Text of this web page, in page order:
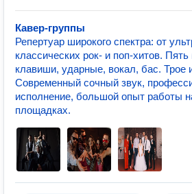
Кавер-группы
Репертуар широкого спектра: от
классических рок- и поп-хитов. Пять
клавиши, ударные, вокал, бас. Трое
Современный сочный звук,
исполнение, большой опыт работы
площадках.